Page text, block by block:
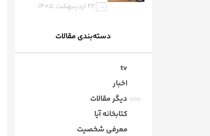
۲۲ اردیبهشت ۱۴۰۵
دسته‌بندی مقالات
tv
اخبار
دیگر مقالات
کتابخانه آیا
معرفی شخصیت